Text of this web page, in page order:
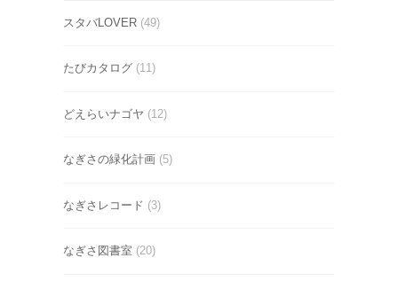
スタバLOVER (49)
たびカタログ (11)
どえらいナゴヤ (12)
なぎさの緑化計画 (5)
なぎさレコード (3)
なぎさ図書室 (20)